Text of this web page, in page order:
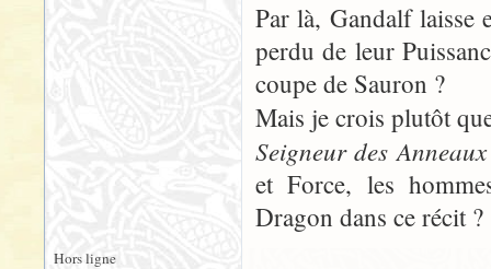
Par là, Gandalf laisse
perdu de leur
coupe de Sauron ?
Mais je crois plutôt
Seigneur des Anneaux
et Force, les
Dragon dans ce récit ?
Hors ligne